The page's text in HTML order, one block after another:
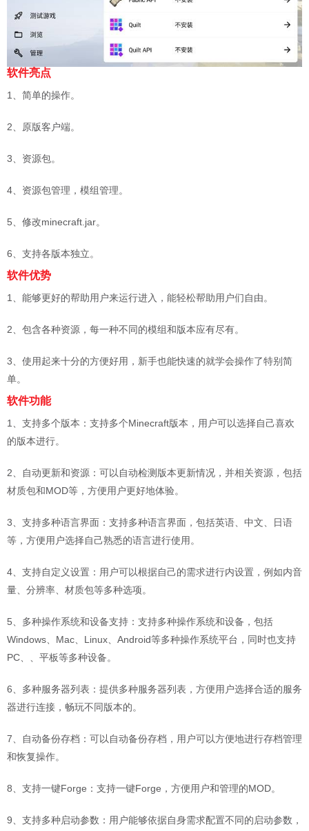
软件亮点
1、简单的操作。
2、原版客户端。
3、资源包。
4、资源包管理，模组管理。
5、修改minecraft.jar。
6、支持各版本独立。
软件优势
1、能够更好的帮助用户来运行进入，能轻松帮助用户们自由。
2、包含各种资源，每一种不同的模组和版本应有尽有。
3、使用起来十分的方便好用，新手也能快速的就学会操作了特别简
单。
软件功能
1、支持多个版本：支持多个Minecraft版本，用户可以选择自己喜欢
的版本进行。
2、自动更新和资源：可以自动检测版本更新情况，并相关资源，包括
材质包和MOD等，方便用户更好地体验。
3、支持多种语言界面：支持多种语言界面，包括英语、中文、日语
等，方便用户选择自己熟悉的语言进行使用。
4、支持自定义设置：用户可以根据自己的需求进行内设置，例如内音
量、分辨率、材质包等多种选项。
5、多种操作系统和设备支持：支持多种操作系统和设备，包括
Windows、Mac、Linux、Android等多种操作系统平台，同时也支持
PC、、平板等多种设备。
6、多种服务器列表：提供多种服务器列表，方便用户选择合适的服务
器进行连接，畅玩不同版本的。
7、自动备份存档：可以自动备份存档，用户可以方便地进行存档管理
和恢复操作。
8、支持一键Forge：支持一键Forge，方便用户和管理的MOD。
9、支持多种启动参数：用户能够依据自身需求配置不同的启动参数，